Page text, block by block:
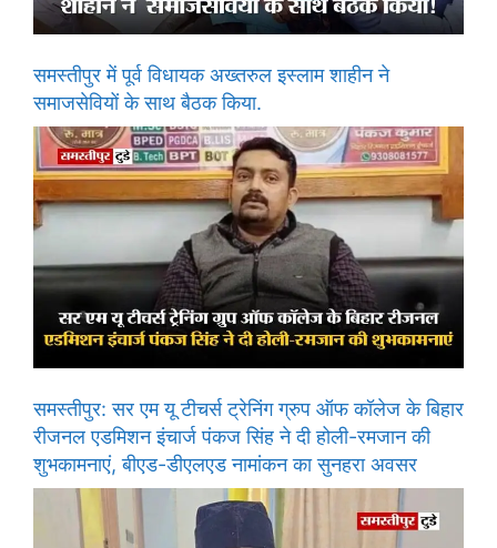
समस्तीपुर में पूर्व विधायक अख्तरुल इस्लाम शाहीन ने
समाजसेवियों के साथ बैठक किया.
समस्तीपुर: सर एम यू टीचर्स ट्रेनिंग ग्रुप ऑफ कॉलेज के बिहार
रीजनल एडमिशन इंचार्ज पंकज सिंह ने दी होली-रमजान की
शुभकामनाएं, बीएड-डीएलएड नामांकन का सुनहरा अवसर